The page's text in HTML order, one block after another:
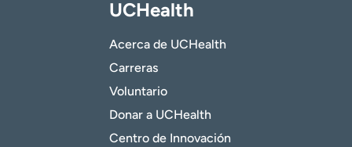
UCHealth
Acerca de UCHealth
Carreras
Voluntario
Donar a UCHealth
Centro de Innovación